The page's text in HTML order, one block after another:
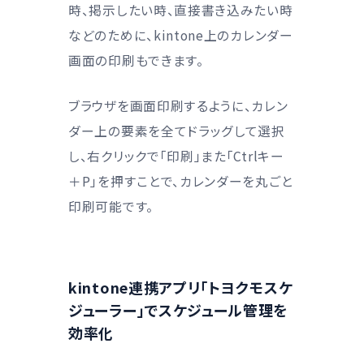
時、掲示したい時、直接書き込みたい時
などのために、kintone上のカレンダー
画面の印刷もできます。
ブラウザを画面印刷するように、カレン
ダー上の要素を全てドラッグして選択
し、右クリックで「印刷」また「Ctrlキー
＋P」を押すことで、カレンダーを丸ごと
印刷可能です。
kintone連携アプリ「トヨクモスケ
ジューラー」でスケジュール管理を
効率化